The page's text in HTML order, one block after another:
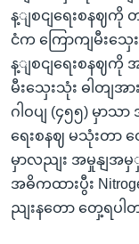
န့ျစငျရေးစနဈကို
ငံက ကြောကျမီးသှေ
န့ျစငျရေးစနဈကို
မီးသှေးသုံး ဓါတျအာ
ဂါဝပျ (၄၅၅) မှာသာ
ရေးစနဈ မသုံးတာ တှ
မှာလညျး အမှုနျအမှှ
အဓိကထားပွီး
ညျးနတော တှေ့ရပါ